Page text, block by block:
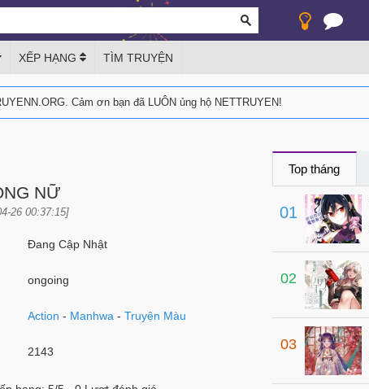
XẾP HẠNG TÌM TRUYỆN
Cảm ơn bạn đã LUÔN ủng hộ NETTRUYEN!
NỮ
26 00:37:15]
Đang Cập Nhật
ongoing
Action - Manhwa -Truyện Màu
2143
Top tháng
01
02
03